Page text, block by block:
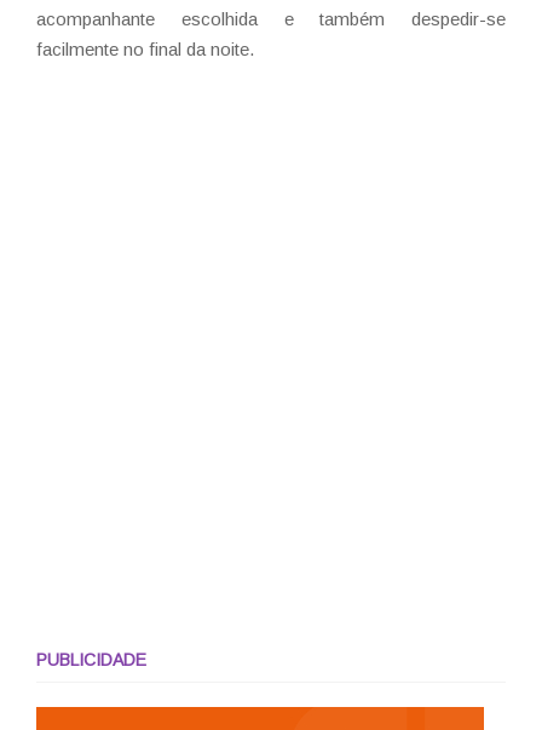
acompanhante escolhida e também despedir-se
facilmente no final da noite.
PUBLICIDADE